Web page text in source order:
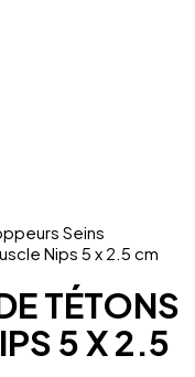
Seins
Nips 5 x 2.5 cm
TÉTONS
5 X 2.5